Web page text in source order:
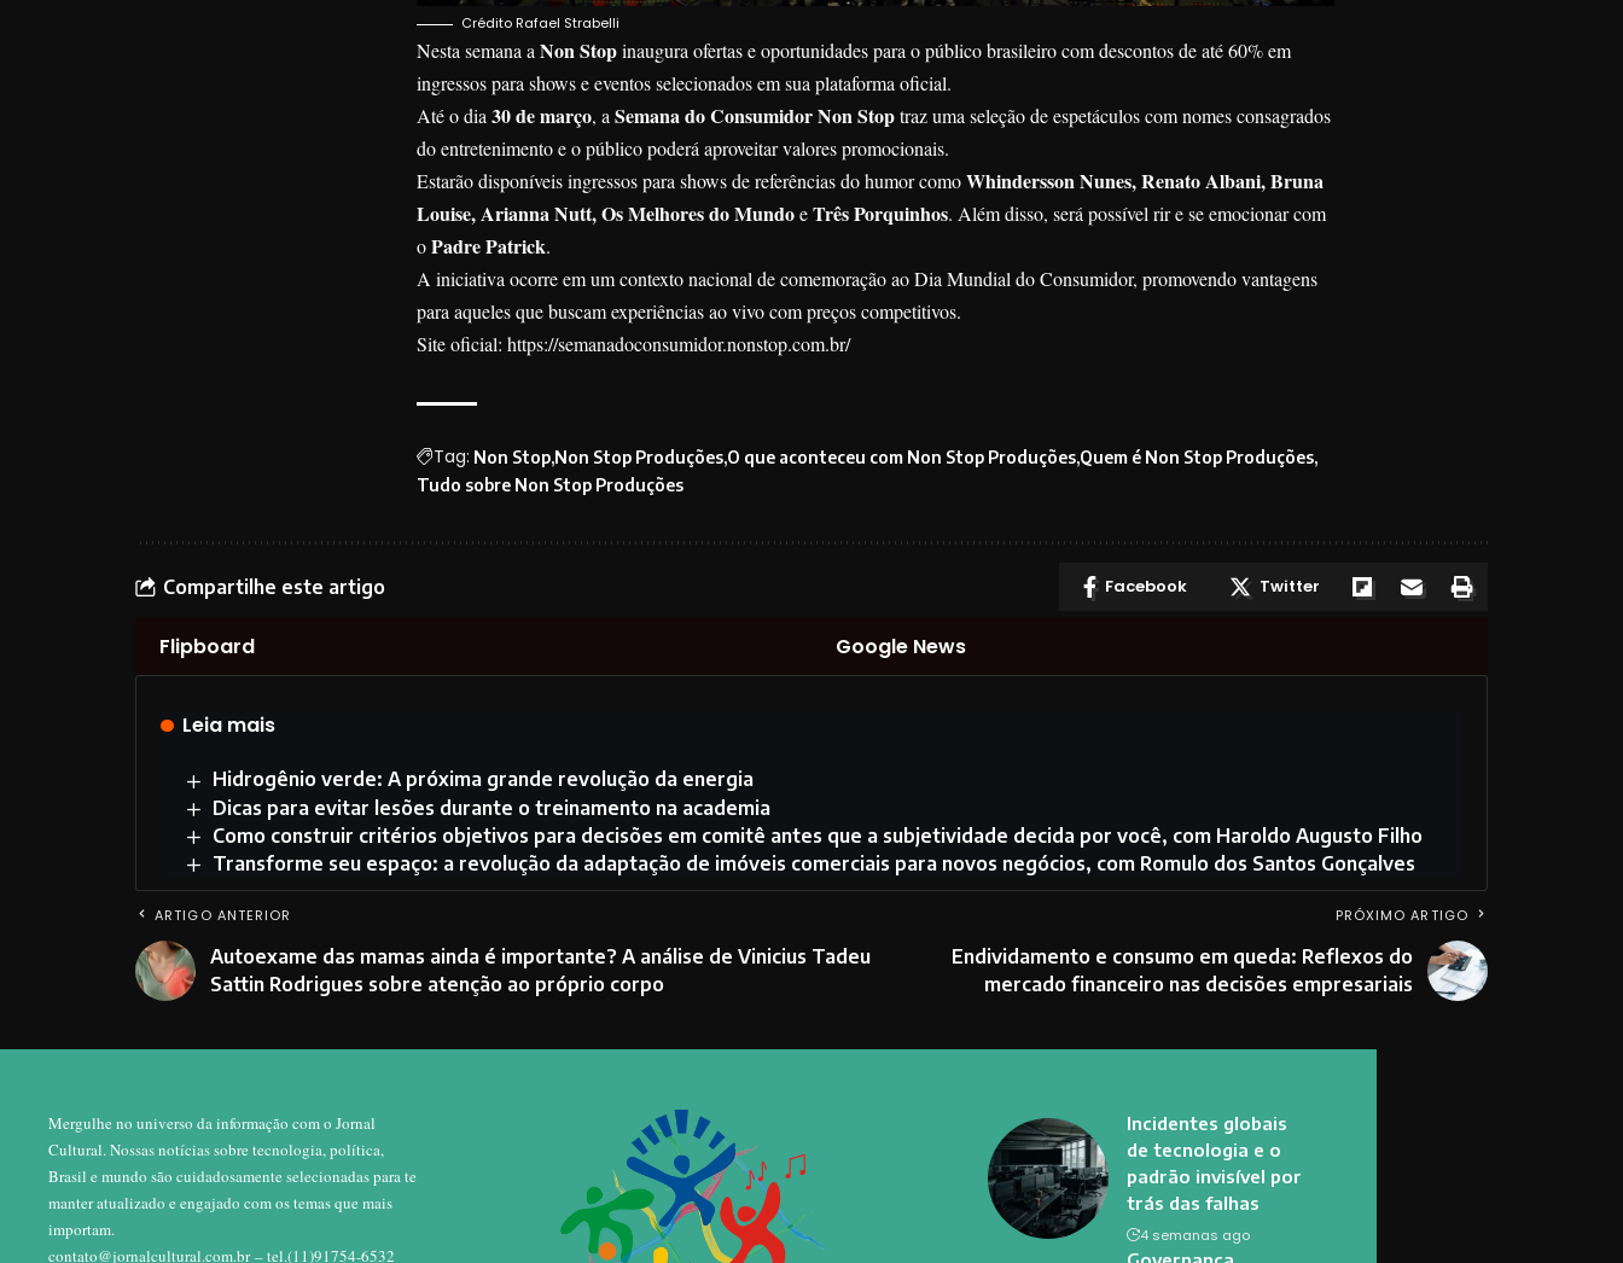
Crédito Rafael Strabelli
Nesta semana aNon Stopinaugura ofertas e oportunidades para o público brasileiro com descontos de até 60% em
ingressos para shows e eventos selecionados em sua plataforma oficial.
Até o dia30 de março, aSemana do Consumidor Non Stoptraz uma seleção de espetáculos com nomes consagrados
do entretenimento e o público poderá aproveitar valores promocionais.
Estarão disponíveis ingressos para shows de referências do humor comoWhindersson Nunes, Renato Albani, Bruna
Louise, Arianna Nutt, Os Melhores do MundoeTrês Porquinhos. Além disso, será possível rir e se emocionar com
oPadre Patrick.
A iniciativa ocorre em um contexto nacional de comemoração ao Dia Mundial do Consumidor, promovendo vantagens
para aqueles que buscam experiências ao vivo com preços competitivos.
Site oficial: https://semanadoconsumidor.nonstop.com.br/
Tag: Non StopNon Stop ProduçõesO que aconteceu com Non Stop ProduçõesQuem é Non Stop Produções
Tudo sobre Non Stop Produções
Compartilhe este artigo Facebook Twitter
Flipboard Google News
Leia mais
Hidrogênio verde: A próxima grande revolução da energia
Dicas para evitar lesões durante o treinamento na academia
Como construir critérios objetivos para decisões em comitê antes que a subjetividade decida por você, com Haroldo Augusto Filho
Transforme seu espaço: a revolução da adaptação de imóveis comerciais para novos negócios, com Romulo dos Santos Gonçalves
ARTIGO ANTERIOR
Autoexame das mamas ainda é importante? A análise de Vinicius Tadeu
Sattin Rodrigues sobre atenção ao próprio corpo
PRÓXIMO ARTIGO
Endividamento e consumo em queda: Reflexos do
mercado financeiro nas decisões empresariais
Mergulhe no universo da informação com o Jornal
Cultural. Nossas notícias sobre tecnologia, política,
Brasil e mundo são cuidadosamente selecionadas para te
manter atualizado e engajado com os temas que mais
importam.
contato@jornalcultural.com.br– tel.(11)91754-6532
Incidentes globais
de tecnologia e o
padrão invisível por
trás das falhas
4 semanas ago